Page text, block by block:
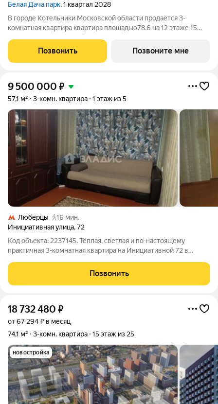
Белая Дача парк, 1 квартал 2028
В городе Котельники Московской области продаётся 3-
комнатная квартира квартира площадью78.6 на 12 этаже 15
Дача парк». Удобное расположение 7 минут на автомобиле до
станции метро «Котельники»
Позвонить Позвоните мне
9 500 000 ₽
57,1 м² 3-комн. квартира 1 этаж из 5
Люберцы
16 мин.
Инициативная улица,72
Код объекта: 2237145. Тёплая, светлая и по-настоящему
практичная 3-комнатная квартира на Инициативной 72 в
делают её выгодным входом в рынок недвижимости. Уже при
первом взгляде заметно:
Позвонить
18 732 480 ₽
от 67 294 ₽ в месяц
74,1 м²
3-комн. квартира 15 этаж из 25
новостройка